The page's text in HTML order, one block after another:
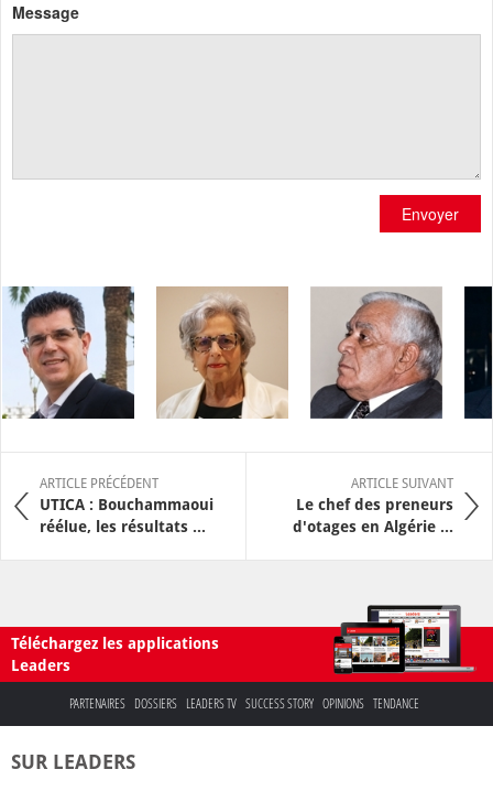
Message
Envoyer
ARTICLE PRÉCÉDENT
UTICA : Bouchammaoui
réélue, les résultats ...
ARTICLE SUIVANT
Le chef des preneurs
d'otages en Algérie ...
Téléchargez les applications
Leaders
PARTENAIRES DOSSIERS LEADERS TV SUCCESS STORY OPINIONS TENDANCE
SUR LEADERS